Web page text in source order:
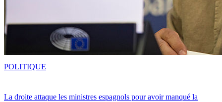
La droite attaque les ministres espagnols pour avoir manqué la
POLITIQUE